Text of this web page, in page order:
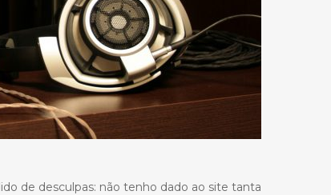
de desculpas: não tenho dado ao site tanta